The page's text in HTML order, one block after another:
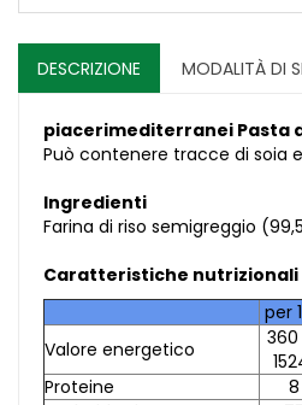
DESCRIZIONE MODALITÀ DI
piacerimediterranei Pasta
Può contenere tracce di soia
Ingredienti
Farina di riso semigreggio
Caratteristiche nutrizionali
per
Valore energetico
Proteine